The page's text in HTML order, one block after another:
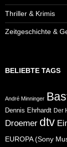
Thriller & Krimis
Zeitgeschichte &
BELIEBTE TAGS
André Minninger
Dennis Ehrhardt Der
Droemer dtv
EUROPA (Sony